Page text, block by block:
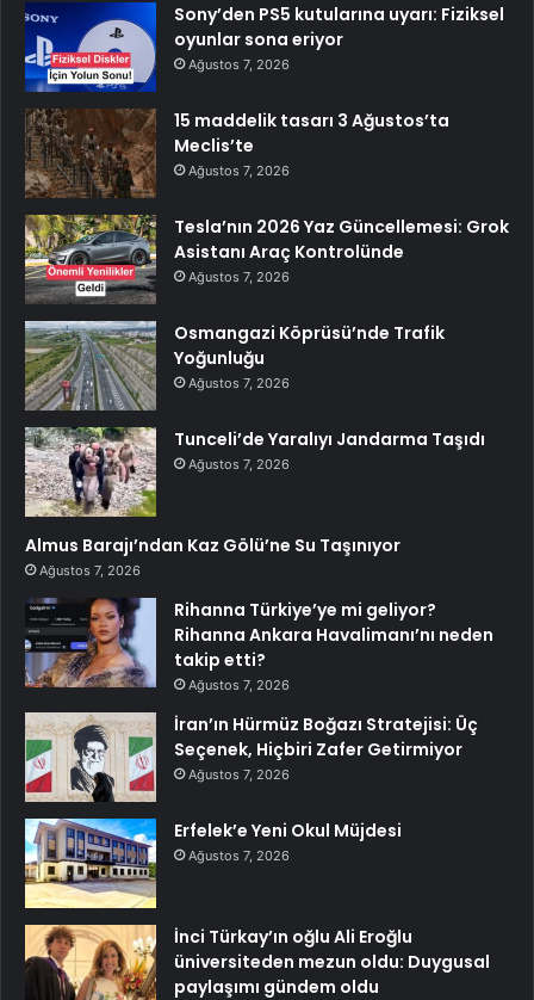
Sony’den PS5 kutularına uyarı: Fiziksel
oyunlar sona eriyor
Ağustos 7, 2026
15 maddelik tasarı 3 Ağustos’ta
Meclis’te
Ağustos 7, 2026
Tesla’nın 2026 Yaz Güncellemesi: Grok
Asistanı Araç Kontrolünde
Ağustos 7, 2026
Osmangazi Köprüsü’nde Trafik
Yoğunluğu
Ağustos 7, 2026
Tunceli’de Yaralıyı Jandarma Taşıdı
Ağustos 7, 2026
Almus Barajı’ndan Kaz Gölü’ne Su Taşınıyor
Ağustos 7, 2026
Rihanna Türkiye’ye mi geliyor?
Rihanna Ankara Havalimanı’nı neden
takip etti?
Ağustos 7, 2026
İran’ın Hürmüz Boğazı Stratejisi: Üç
Seçenek, Hiçbiri Zafer Getirmiyor
Ağustos 7, 2026
Erfelek’e Yeni Okul Müjdesi
Ağustos 7, 2026
İnci Türkay’ın oğlu Ali Eroğlu
üniversiteden mezun oldu: Duygusal
paylaşımı gündem oldu